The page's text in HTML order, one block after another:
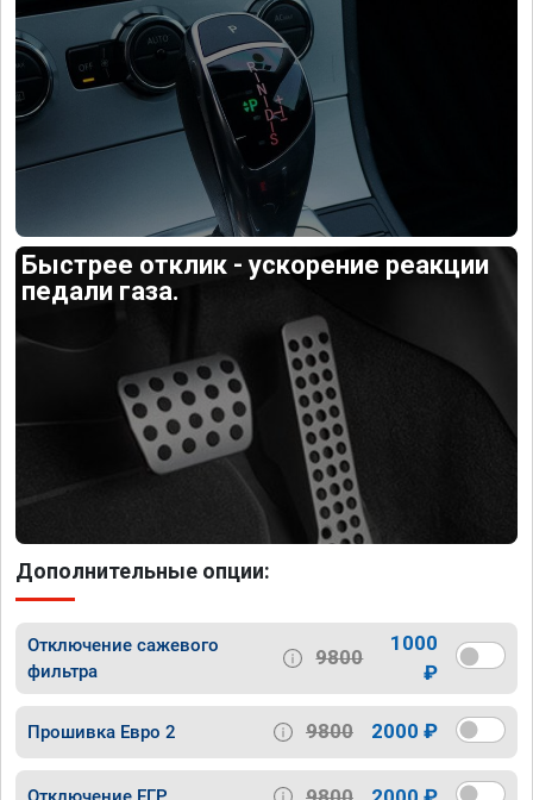
Быстрее отклик - ускорение реакции
педали газа.
Дополнительные опции:
Отключение сажевого
фильтра
9800
1000
₽
Прошивка Евро 2 9800 2000 ₽